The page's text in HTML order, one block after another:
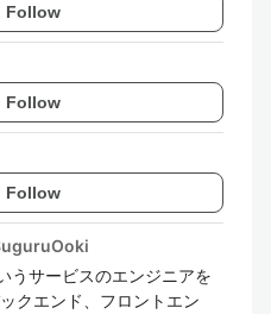
Follow
Follow
Follow
うサービスのエンジニアを
クエンド、フロントエン